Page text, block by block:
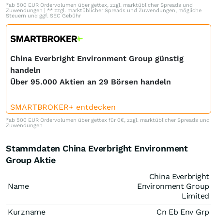
*ab 500 EUR Ordervolumen über gettex, zzgl. marktüblicher Spreads und
Zuwendungen | ** zzgl. marktüblicher Spreads und Zuwendungen, mögliche
Steuern und ggf. SEC Gebühr
China Everbright Environment Group günstig
handeln
Über 95.000 Aktien an 29 Börsen handeln
SMARTBROKER+ entdecken
*ab 500 EUR Ordervolumen über gettex für 0€, zzgl. marktüblicher Spreads und
Zuwendungen
Stammdaten China Everbright Environment
Group Aktie
Name
China Everbright
Environment Group
Limited
Kurzname
Cn Eb Env Grp